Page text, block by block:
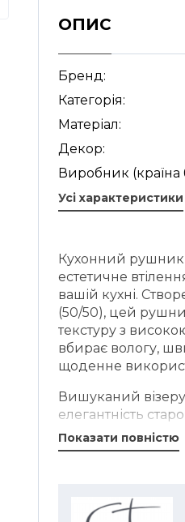
ОПИС
Бренд:
Категорія:
Матеріал:
Декор:
Виробник (країна
Усі характеристики
Кухонний
естетичне
вашій кухні.
(50/50), цей
текстуру з
вбирає вологу,
щоденне
Вишуканий
елегантність
мотиви та силуети
синьо-білій
елегантності.
Показати повністю